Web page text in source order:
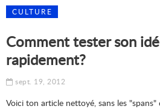
CULTURE
Comment tester son
rapidement?
sept. 19, 2012
Voici ton article nettoyé, sans les